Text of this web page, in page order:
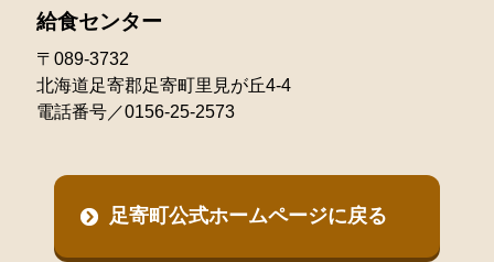
給食センター
〒089-3732
北海道足寄郡足寄町里見が丘4-4
電話番号／0156-25-2573
足寄町公式ホームページに戻る